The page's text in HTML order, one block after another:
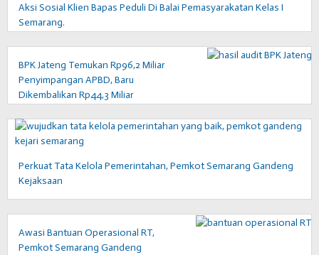
Aksi Sosial Klien Bapas Peduli Di Balai Pemasyarakatan Kelas I
Semarang.
BPK Jateng Temukan Rp96,2 Miliar
Penyimpangan APBD, Baru
Dikembalikan Rp44,3 Miliar
Perkuat Tata Kelola Pemerintahan, Pemkot Semarang Gandeng
Kejaksaan
Awasi Bantuan Operasional RT,
Pemkot Semarang Gandeng